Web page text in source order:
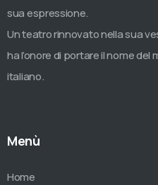
sua espressione.
Un teatro rinnovato nella sua
ha l’onore di portare il nome
italiano.
Menù
Home